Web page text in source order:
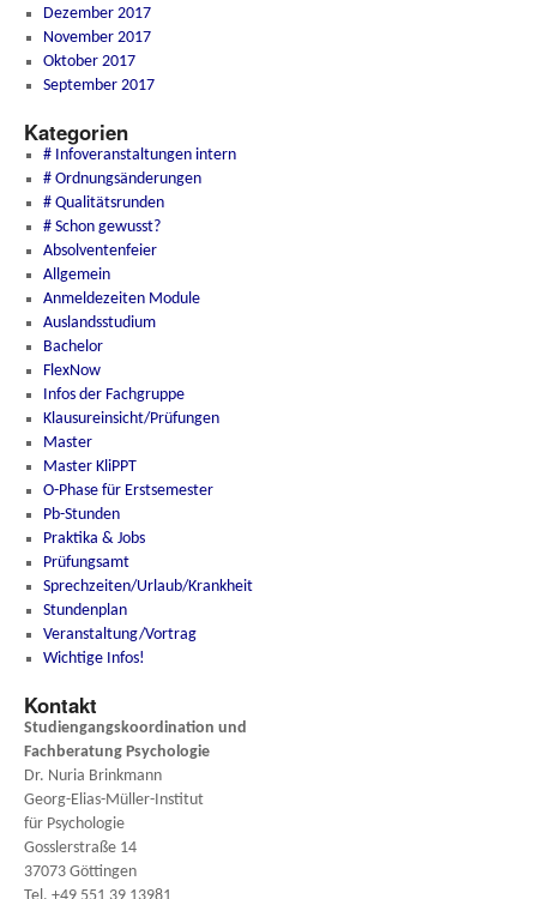
Dezember 2017
November 2017
Oktober 2017
September 2017
Kategorien
# Infoveranstaltungen intern
# Ordnungsänderungen
# Qualitätsrunden
# Schon gewusst?
Absolventenfeier
Allgemein
Anmeldezeiten Module
Auslandsstudium
Bachelor
FlexNow
Infos der Fachgruppe
Klausureinsicht/Prüfungen
Master
Master KliPPT
O-Phase für Erstsemester
Pb-Stunden
Praktika & Jobs
Prüfungsamt
Sprechzeiten/Urlaub/Krankheit
Stundenplan
Veranstaltung/Vortrag
Wichtige Infos!
Kontakt
Studiengangskoordination und
Fachberatung Psychologie
Dr. Nuria Brinkmann
Georg-Elias-Müller-Institut
für Psychologie
Gosslerstraße 14
37073 Göttingen